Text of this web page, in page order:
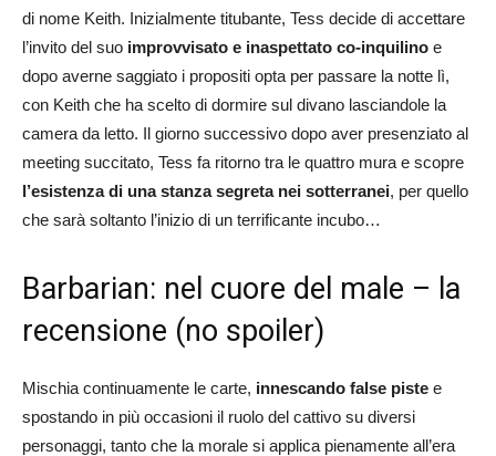
di nome Keith. Inizialmente titubante, Tess decide di accettare
l’invito del suo improvvisato e inaspettato co-inquilino e
dopo averne saggiato i propositi opta per passare la notte lì,
con Keith che ha scelto di dormire sul divano lasciandole la
camera da letto. Il giorno successivo dopo aver presenziato al
meeting succitato, Tess fa ritorno tra le quattro mura e scopre
l’esistenza di una stanza segreta nei sotterranei, per quello
che sarà soltanto l’inizio di un terrificante incubo…
Barbarian: nel cuore del male – la
recensione (no spoiler)
Mischia continuamente le carte, innescando false piste e
spostando in più occasioni il ruolo del cattivo su diversi
personaggi, tanto che la morale si applica pienamente all’era